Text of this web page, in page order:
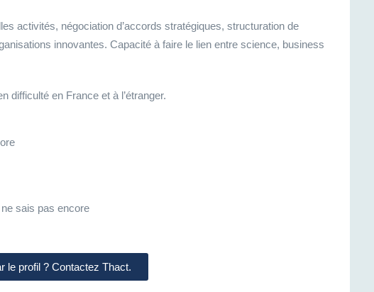
activités, négociation d’accords stratégiques, structuration de
innovantes. Capacité à faire le lien entre science, business
difficulté en France et à l’étranger.
sais pas encore
le profil ? Contactez Thact.